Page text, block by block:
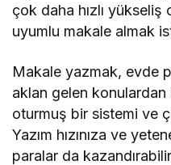
çok daha hızlı yükseliş
uyumlu makale almak
Makale yazmak, evde
aklan gelen konulardan
oturmuş bir sistemi ve
Yazım hızınıza ve
paralar da